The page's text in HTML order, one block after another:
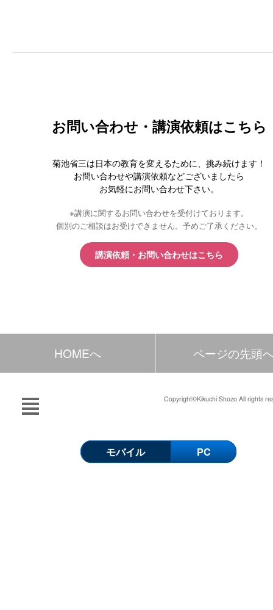
お問い合わせ・講演依頼はこちら
菊池省三は日本の教育を変えるために、挑み続けます！
お問い合わせや講演依頼などございましたら
お気軽にお問い合わせ下さい。
※講演に関するお問い合わせを受付けております。
個別のご相談はお受けできません。予めご了承ください。
講演依頼・お問い合わせはこちら
HOMEへ ページの先頭
Copyright©Kikuchi Shozo All rights
モバイル PC